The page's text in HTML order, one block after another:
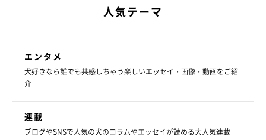
ている間、じーっと見てくるんです。
『早く食べて一緒に遊ぼうよー』って視線を送りながら健気に待
っている姿が可愛くて、早く遊んであげたいって気持ちになりま
すね」
人気テーマ
エンタメ
犬好きなら誰でも共感しちゃう楽しいエッセイ・画像・動画をご紹
介
連載
ブログやSNSで人気の犬のコラムやエッセイが読める大人気連載